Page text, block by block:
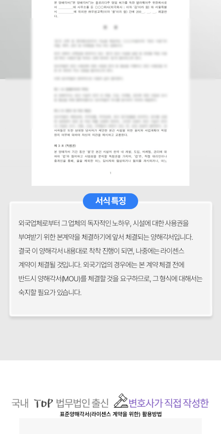
서식 특징
외국업체로부터 그 업체의 독자적인 노하우, 시설에 대한 사용권을
부여받기 위한 본계약을 체결하기에 앞서 체결되는 양해각서입니다.
결국 이 양해각서 내용대로 착착 진행이 되면, 나중에는 라이센스
계약이 체결될 것입니다. 외국기업의 경우에는 본 계약 체결 전에
반드시 양해각서(MOU)를 체결할 것을 요구하므로, 그 형식에 대해서는
숙지할 필요가 있습니다.
표준양해각서(라이센스 계약을 위한) 활용방법